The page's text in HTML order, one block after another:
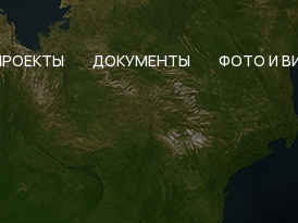
ДОКУМЕНТЫ ФОТО И